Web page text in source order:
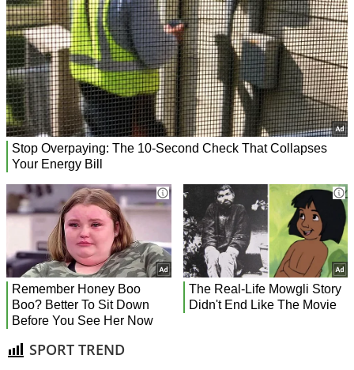
SPORT TREND